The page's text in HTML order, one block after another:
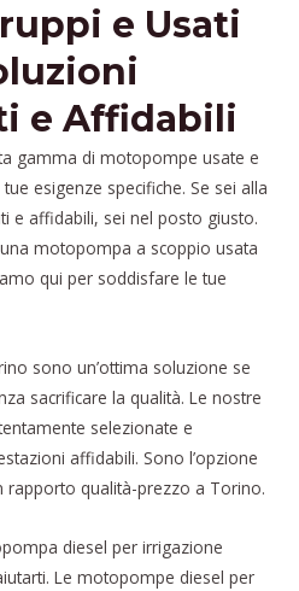
e Usati
e Affidabili
gamma di motopompe usate e
esigenze specifiche. Se sei alla
e affidabili, sei nel posto giusto.
motopompa a scoppio usata
qui per soddisfare le tue
sono un’ottima soluzione se
sacrificare la qualità. Le nostre
selezionate e
affidabili. Sono l’opzione
rapporto qualità-prezzo a Torino.
diesel per irrigazione
Le motopompe diesel per